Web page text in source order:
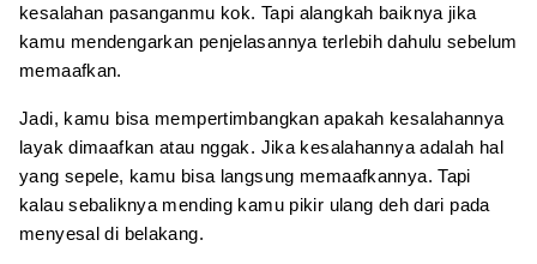
kesalahan pasanganmu kok. Tapi alangkah baiknya jika
kamu mendengarkan penjelasannya terlebih dahulu sebelum
memaafkan.
Jadi, kamu bisa mempertimbangkan apakah kesalahannya
layak dimaafkan atau nggak. Jika kesalahannya adalah hal
yang sepele, kamu bisa langsung memaafkannya. Tapi
kalau sebaliknya mending kamu pikir ulang deh dari pada
menyesal di belakang.